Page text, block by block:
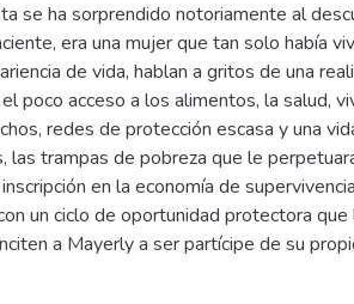
se ha sorprendido notoriamente al
era una mujer que tan solo había
de vida, hablan a gritos de una
poco acceso a los alimentos, la salud,
redes de protección escasa y una
las trampas de pobreza que le
en la economía de
un ciclo de oportunidad protectora
a Mayerly a ser partícipe de su